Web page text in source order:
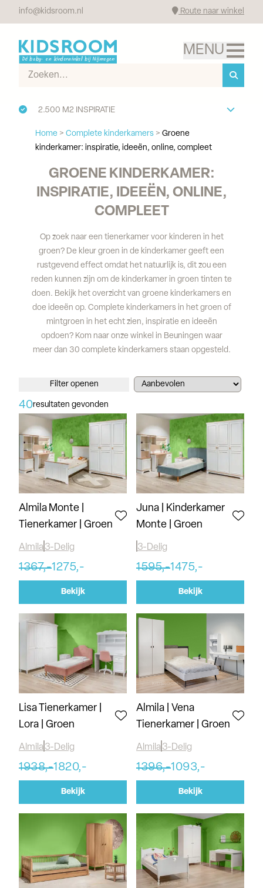
info@kidsroom.nl Route naar winkel
2.500 M2 INSPIRATIE
Home > Complete kinderkamers > Groene
kinderkamer: inspiratie, ideeën, online, compleet
GROENE KINDERKAMER:
INSPIRATIE, IDEEËN, ONLINE,
COMPLEET
Op zoek naar een tienerkamer voor kinderen in het
groen? De kleur groen in de kinderkamer geeft een
rustgevend effect omdat het natuurlijk is, dit zou een
reden kunnen zijn om de kinderkamer in groen tinten te
doen. Bekijk het overzicht van groene kinderkamers en
doe ideeën op. Complete kinderkamers in het groen of
mintgroen in het echt zien, inspiratie en ideeën
opdoen? Kom naar onze winkel in Beuningen waar
meer dan 30 complete kinderkamers staan opgesteld.
40resultaten gevonden
Filter openen
Almila Monte |
Tienerkamer | Groen
Almila 3-Delig
1367,-1275,-
Bekijk
Juna | Kinderkamer
Monte | Groen
3-Delig
1595,-1475,-
Bekijk
Lisa Tienerkamer |
Lora | Groen
Almila 3-Delig
1938,-1820,-
Bekijk
Almila | Vena
Tienerkamer | Groen
Almila 3-Delig
1396,-1093,-
Bekijk